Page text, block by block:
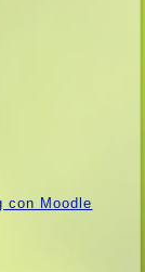
con Moodle